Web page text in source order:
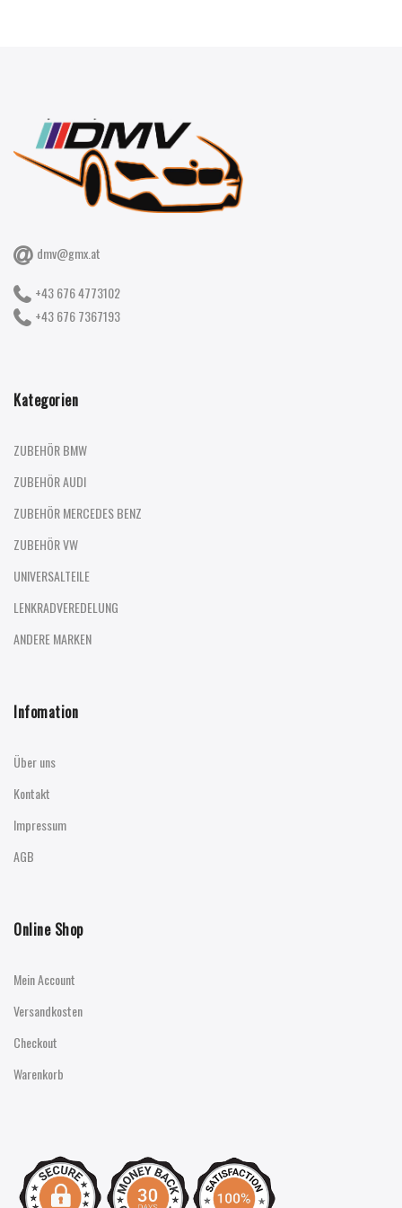
dmv@gmx.at
+43 676 4773102
+43 676 7367193
Kategorien
ZUBEHÖR BMW
ZUBEHÖR AUDI
ZUBEHÖR MERCEDES BENZ
ZUBEHÖR VW
UNIVERSALTEILE
LENKRADVEREDELUNG
ANDERE MARKEN
Infomation
Über uns
Kontakt
Impressum
AGB
Online Shop
Mein Account
Versandkosten
Checkout
Warenkorb